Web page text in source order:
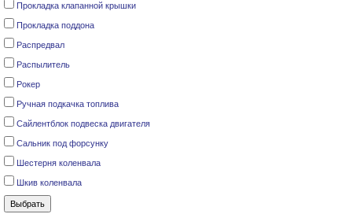
Прокладка клапанной крышки
Прокладка поддона
Распредвал
Распылитель
Рокер
Ручная подкачка топлива
Сайлентблок подвеска двигателя
Сальник под форсунку
Шестерня коленвала
Шкив коленвала